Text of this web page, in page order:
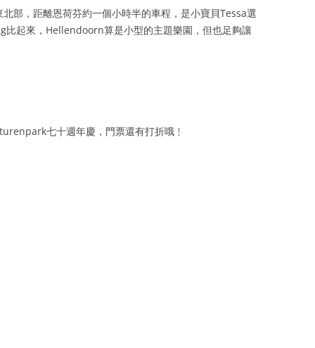
部，距離恩荷芬約一個小時半的車程，是小寶貝Tessa選
起來，Hellendoorn算是小型的主題樂園，但也足夠讓
七十週年慶，門票還有打折哦﹗